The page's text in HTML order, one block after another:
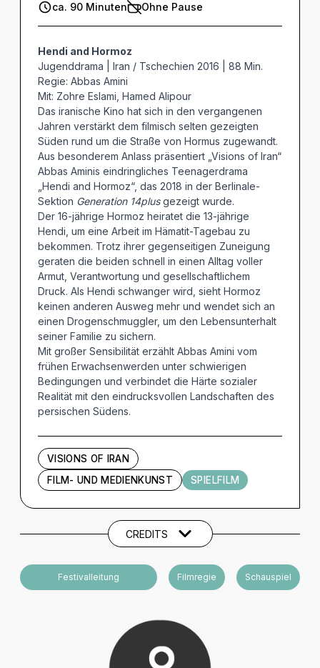
ca. 90 Minuten Ohne Pause
Hendi and Hormoz
Jugenddrama | Iran / Tschechien 2016 | 88 Min.
Regie: Abbas Amini
Mit: Zohre Eslami, Hamed Alipour
Das iranische Kino hat sich in den vergangenen
Jahren verstärkt dem filmisch selten gezeigten
Süden rund um die Straße von Hormus zugewandt.
Aus besonderem Anlass präsentiert „Visions of Iran“
Abbas Aminis eindringliches Teenagerdrama
„Hendi and Hormoz“, das 2018 in der Berlinale-
Sektion Generation 14plusgezeigt wurde.
Der 16-jährige Hormoz heiratet die 13-jährige
Hendi, um eine Arbeit im Hämatit-Tagebau zu
bekommen. Trotz ihrer gegenseitigen Zuneigung
geraten die beiden schnell in einen Alltag voller
Armut, Verantwortung und gesellschaftlichem
Druck. Als Hendi schwanger wird, sieht Hormoz
keinen anderen Ausweg mehr und wendet sich an
einen Drogenschmuggler, um den Lebensunterhalt
seiner Familie zu sichern.
Mit großer Sensibilität erzählt Abbas Amini vom
frühen Erwachsenwerden unter schwierigen
Bedingungen und verbindet die Härte sozialer
Realität mit den eindrucksvollen Landschaften des
persischen Südens.
VISIONS OF IRAN
FILM- UND MEDIENKUNST
SPIELFILM
Künstler und Beteiligte
CREDITS
Festivalleitung Filmregie Schauspiel